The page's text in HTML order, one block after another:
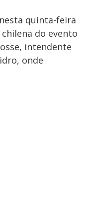
quinta-feira
do evento
intendente
onde